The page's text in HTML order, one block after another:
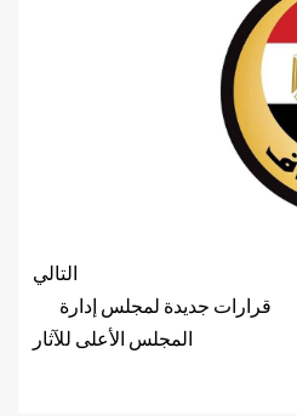
التالي
قرارات جديدة لمجلس إدارة
المجلس الأعلى للآثار